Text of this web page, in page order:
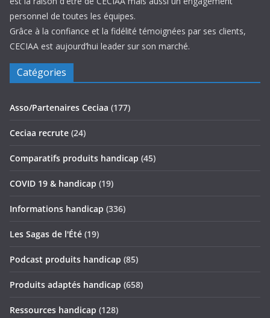
personnel de toutes les équipes.
Grâce à la confiance et la fidélité témoignées par ses clients,
CECIAA est aujourd’hui leader sur son marché.
Catégories
Asso/Partenaires Ceciaa (177)
Ceciaa recrute (24)
Comparatifs produits handicap (45)
COVID 19 & handicap (19)
Informations handicap (336)
Les Sagas de l'Été (19)
Podcast produits handicap (85)
Produits adaptés handicap (658)
Ressources handicap (128)